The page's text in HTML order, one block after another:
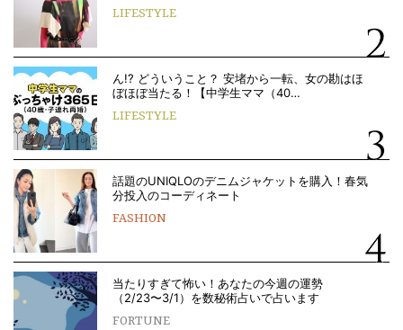
LIFESTYLE
ん!? どういうこと？ 安堵から一転、女の勘はほ
ぼほぼ当たる！【中学生ママ（40…
LIFESTYLE
話題のUNIQLOのデニムジャケットを購入！春気
分投入のコーディネート
FASHION
当たりすぎて怖い！あなたの今週の運勢
（2/23〜3/1）を数秘術占いで占います
FORTUNE